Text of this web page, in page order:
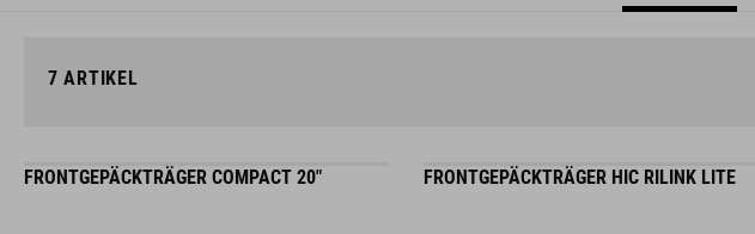
7 ARTIKEL
FRONTGEPÄCKTRÄGER COMPACT 20" FRONTGEPÄCKTRÄGER HIC RILINK LITE